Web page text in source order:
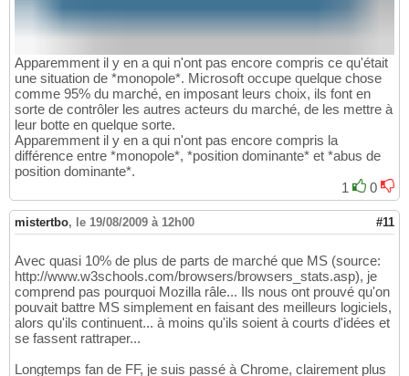
Apparemment il y en a qui n'ont pas encore compris ce qu'était
une situation de *monopole*. Microsoft occupe quelque chose
comme 95% du marché, en imposant leurs choix, ils font en
sorte de contrôler les autres acteurs du marché, de les mettre à
leur botte en quelque sorte.
Apparemment il y en a qui n'ont pas encore compris la
différence entre *monopole*, *position dominante* et *abus de
position dominante*.
1
0
mistertbo, le 19/08/2009 à 12h00 #11
Avec quasi 10% de plus de parts de marché que MS (source:
http://www.w3schools.com/browsers/browsers_stats.asp), je
comprend pas pourquoi Mozilla râle... Ils nous ont prouvé qu'on
pouvait battre MS simplement en faisant des meilleurs logiciels,
alors qu'ils continuent... à moins qu'ils soient à courts d'idées et
se fassent rattraper...
Longtemps fan de FF, je suis passé à Chrome, clairement plus